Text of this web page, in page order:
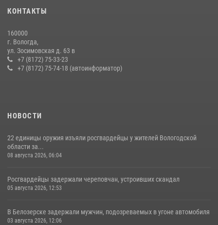
взаимодействие по профилактике мошенничеств
В ВОЛОГДЕ РОСГВАРДЕЙЦЫ ЗАДЕРЖАЛИ МУЖЧИНУ,
ОТКАЗЫВАВШЕГОСЯ ОСВОБОДИТЬ НОМЕР В ГОСТИНИЦЕ
24 июля 2026, 07:32
КОНТАКТЫ
160000
г. Вологда,
ул. Зосимовская д. 63 в
+7 (8172) 75-33-23
+7 (8172) 75-74-18 (автоинформатор)
НОВОСТИ
22 единицы оружия изъяли росгвардейцы у жителей Вологодской
области за...
08 августа 2026, 06:04
Росгвардейцы задержали череповчан, устроивших скандал
05 августа 2026, 12:53
В Белозерске задержали мужчин, подозреваемых в угоне автомобиля
03 августа 2026, 12:06